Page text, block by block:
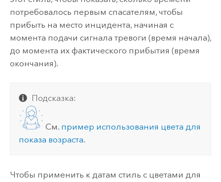
потребовалось первым спасателям, чтобы
прибыть на место инцидента, начиная с
момента подачи сигнала тревоги (время начала),
до момента их фактического прибытия (время
окончания).
Подсказка:
См. пример использования цвета для
показа возраста.
Чтобы применить к датам стиль с цветами для